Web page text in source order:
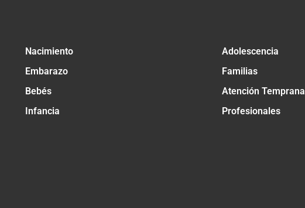
Nacimiento
Embarazo
Bebés
Infancia
Adolescencia
Familias
Atención Temprana
Profesionales